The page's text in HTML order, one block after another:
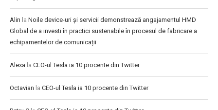
Alin la Noile device-uri și servicii demonstrează angajamentul HMD
Global de a investi în practici sustenabile în procesul de fabricare a
echipamentelor de comunicații
Alexa la CEO-ul Tesla ia 10 procente din Twitter
Octavian la CEO-ul Tesla ia 10 procente din Twitter